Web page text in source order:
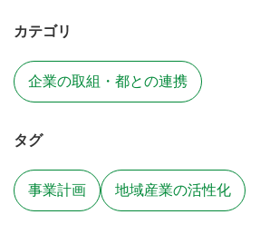
カテゴリ
企業の取組・都との連携
タグ
事業計画 地域産業の活性化